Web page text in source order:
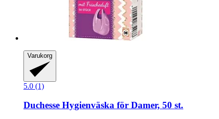
Varukorg
5.0 (1)
Duchesse Hygienväska för Damer, 50 st.